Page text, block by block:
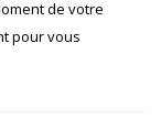
de votre
pour vous